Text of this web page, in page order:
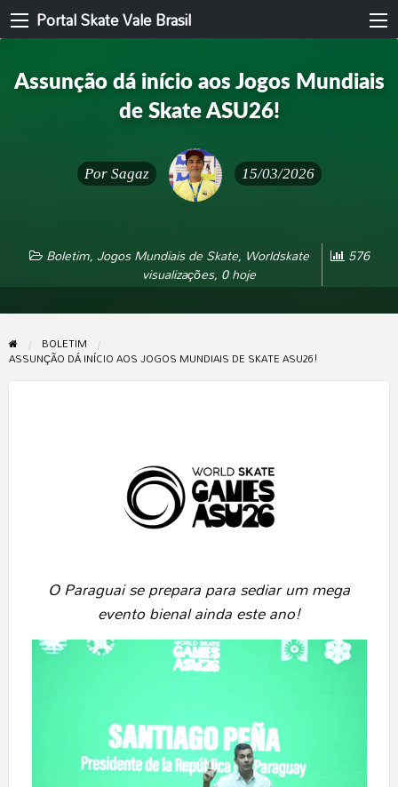
Portal Skate Vale Brasil
Assunção dá início aos Jogos Mundiais
de Skate ASU26!
Por Sagaz 15/03/2026
Boletim, Jogos Mundiais de Skate, Worldskate 576
visualizações, 0 hoje
BOLETIM
ASSUNÇÃO DÁ INÍCIO AOS JOGOS MUNDIAIS DE SKATE ASU26!
O Paraguai se prepara para sediar um mega
evento bienal ainda este ano!